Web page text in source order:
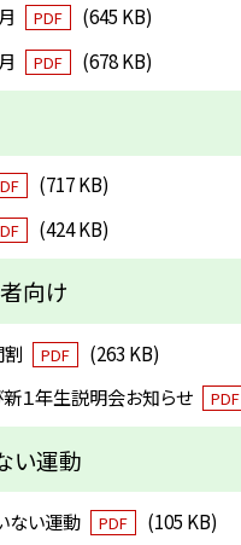
PDF
(645 KB)
PDF (678 KB)
(717 KB)
(424 KB)
向け
PDF
(263 KB)
１年生説明会お知らせ
PDF
い運動
ない運動 PDF (105 KB)